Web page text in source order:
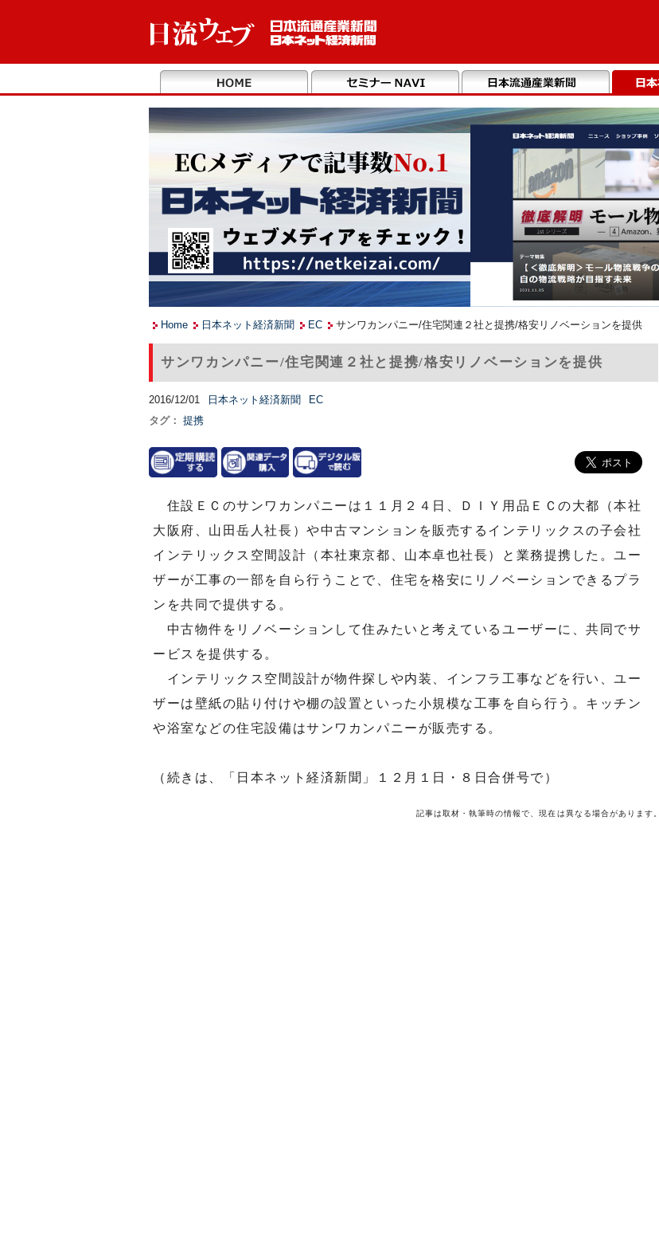
Home 日本ネット経済新聞 EC サンワカンパニー/住宅関連２社と提携/格安リノベーションを提供
サンワカンパニー/住宅関連２社と提携/格安リノベーションを提供
2016/12/01 日本ネット経済新聞
EC
タグ： 提携
住設ＥＣのサンワカンパニーは１１月２４日、ＤＩＹ用品ＥＣの大都（本社
大阪府、山田岳人社長）や中古マンションを販売するインテリックスの子会社
インテリックス空間設計（本社東京都、山本卓也社長）と業務提携した。ユー
ザーが工事の一部を自ら行うことで、住宅を格安にリノベーションできるプラ
ンを共同で提供する。
中古物件をリノベーションして住みたいと考えているユーザーに、共同でサ
ービスを提供する。
インテリックス空間設計が物件探しや内装、インフラ工事などを行い、ユー
ザーは壁紙の貼り付けや棚の設置といった小規模な工事を自ら行う。キッチン
や浴室などの住宅設備はサンワカンパニーが販売する。
（続きは、「日本ネット経済新聞」１２月１日・８日合併号で）
記事は取材・執筆時の情報で、現在は異なる場合があります。